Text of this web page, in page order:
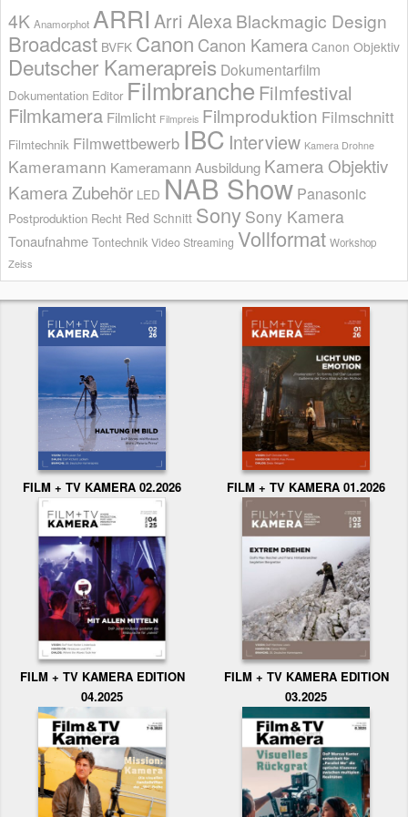
4K Anamorphot ARRI Arri AlexaBlackmagic Design
Broadcast BVFK Canon Canon Kamera Canon Objektiv
Deutscher Kamerapreis Dokumentarfilm
Dokumentation Editor Filmbranche Filmfestival
Filmkamera Filmlicht Filmpreis Filmproduktion Filmschnitt
Filmtechnik Filmwettbewerb IBC Interview Kamera Drohne
Kameramann Kameramann Ausbildung Kamera Objektiv
Kamera Zubehör LED NAB Show Panasonic
Postproduktion Recht Red Schnitt Sony Sony Kamera
Tonaufnahme Tontechnik Video Streaming Vollformat Workshop
Zeiss
FILM + TV KAMERA 02.2026 FILM + TV KAMERA 01.2026
FILM + TV KAMERA EDITION
04.2025
FILM + TV KAMERA EDITION
03.2025